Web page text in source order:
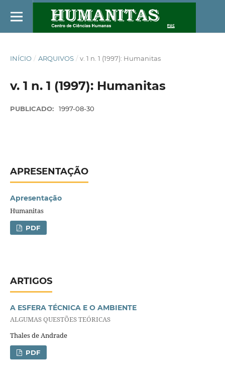
INÍCIO / ARQUIVOS / v. 1 n. 1 (1997): Humanitas
v. 1 n. 1 (1997): Humanitas
PUBLICADO: 1997-08-30
APRESENTAÇÃO
Apresentação
Humanitas
PDF
ARTIGOS
A ESFERA TÉCNICA E O AMBIENTE
ALGUMAS QUESTÕES TEÓRICAS
Thales de Andrade
PDF